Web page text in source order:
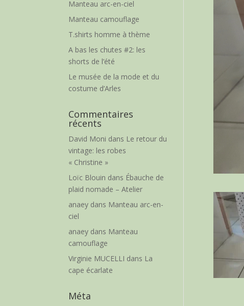
Manteau arc-en-ciel
Manteau camouflage
T.shirts homme à thème
A bas les chutes #2: les
shorts de l’été
Le musée de la mode et du
costume d’Arles
Commentaires
récents
David Moni dans Le retour du
vintage: les robes
« Christine »
Loïc Blouin dans Ébauche de
plaid nomade – Atelier
anaey dans Manteau arc-en-
ciel
anaey dans Manteau
camouflage
Virginie MUCELLI dans La
cape écarlate
Méta